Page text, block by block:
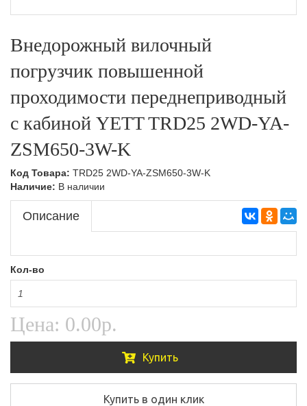
Тележки с весами,Складская техника
Самоходные штабелеры
Самоходные штабелеры,Складская техника
Электроштабелеры,Складская техника
Внедорожный вилочный
погрузчик повышенной
проходимости переднеприводный
с кабиной YETT TRD25 2WD-YA-
ZSM650-3W-K
Код Товара: TRD25 2WD-YA-ZSM650-3W-K
Наличие: В наличии
Описание
Кол-во
Цена: 0.00р.
Купить
Купить в один клик